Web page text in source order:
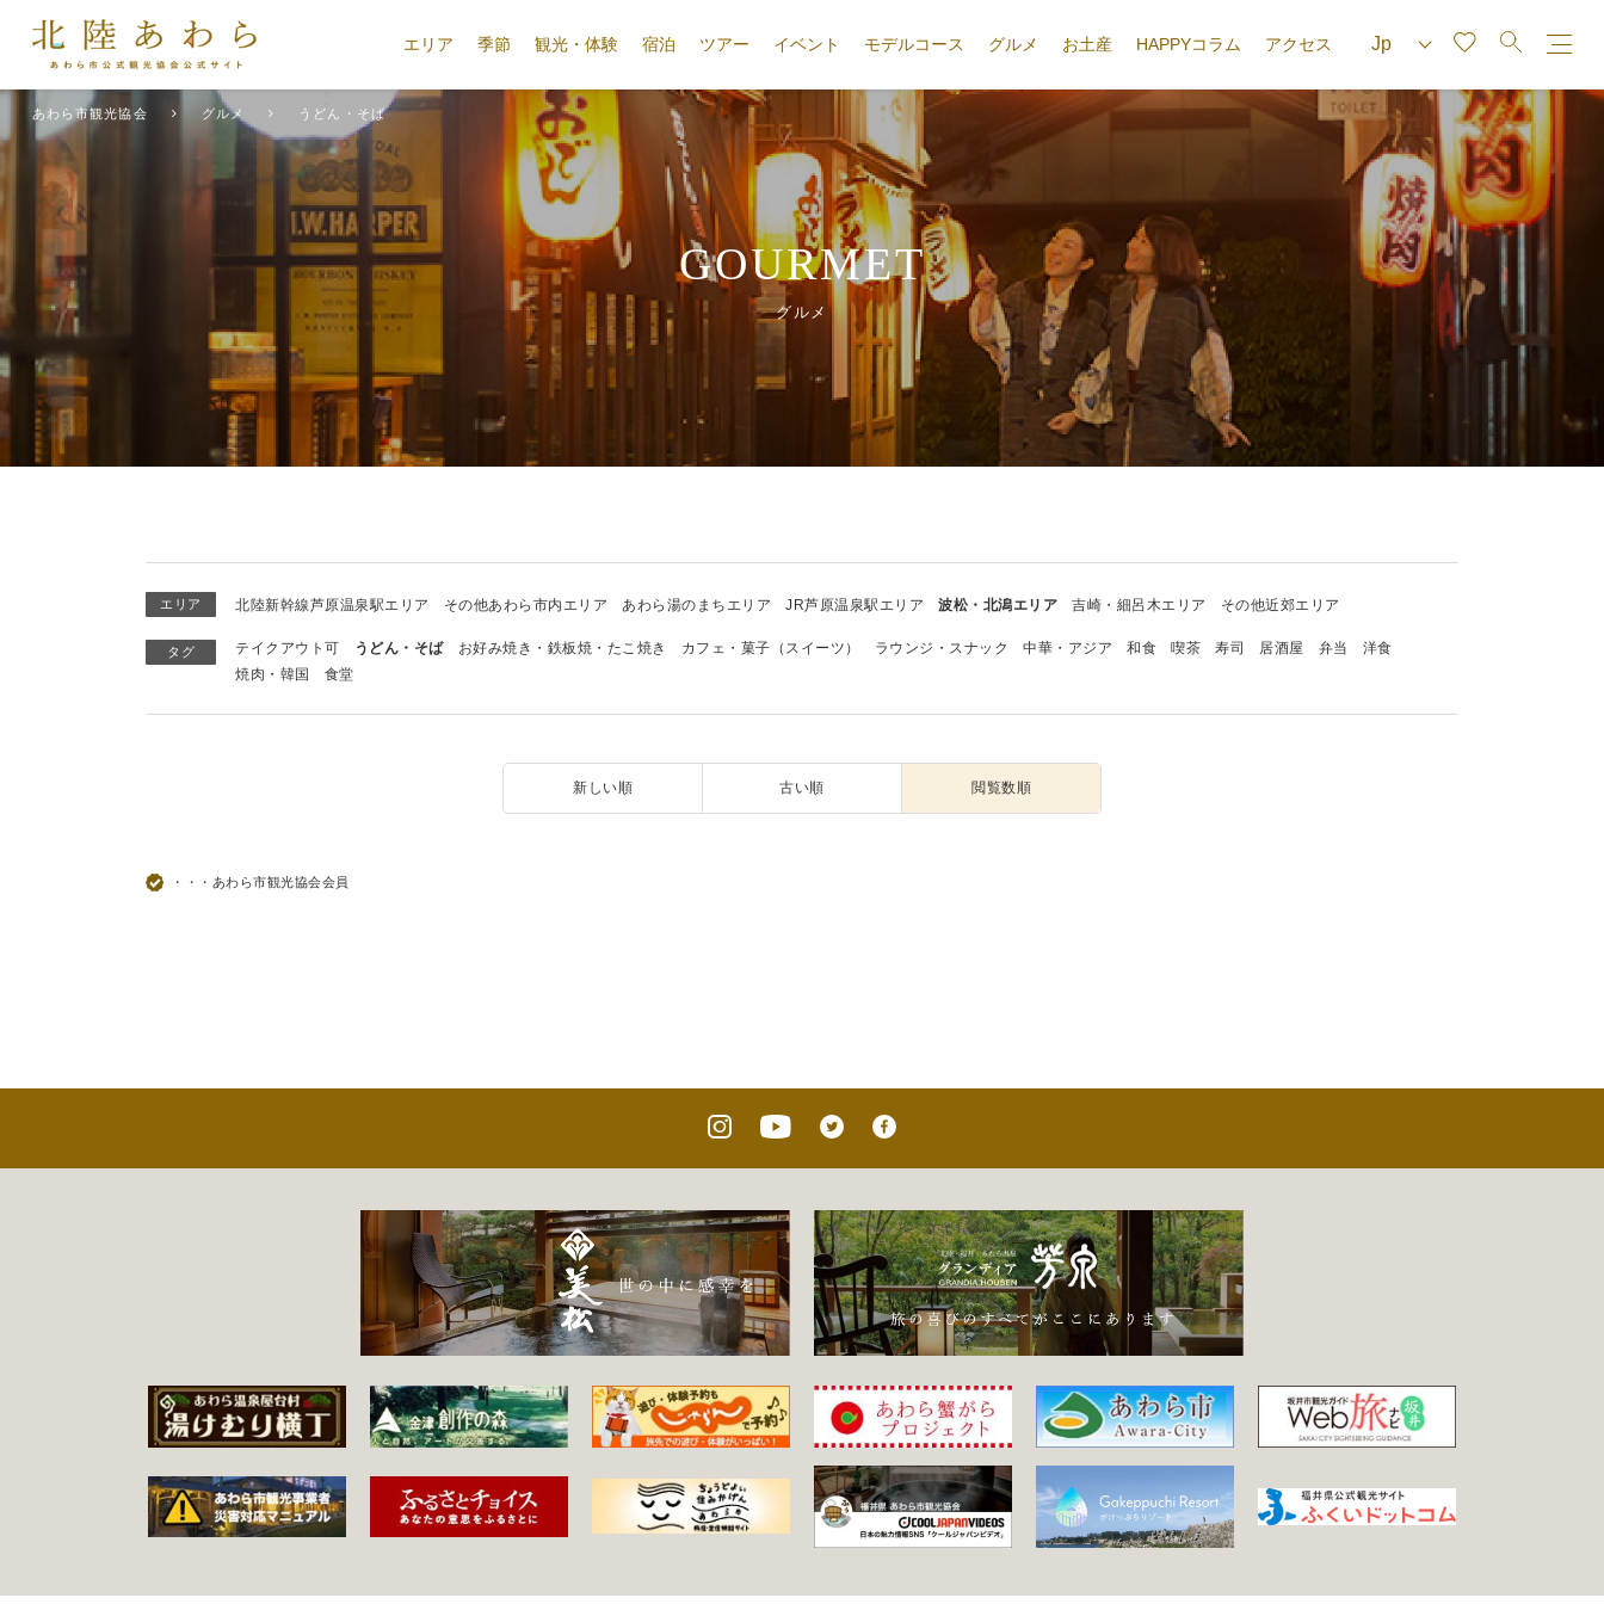
エリア 季節 観光・体験 宿泊 ツアー イベント モデルコース グルメ お土産 HAPPYコラム アクセス
あわら市観光協会 グルメ うどん・そば
GOURMET
グルメ
エリア 北陸新幹線芦原温泉駅エリア その他あわら市内エリア あわら湯のまちエリア JR芦原温泉駅エリア 波松・北潟エリア 吉崎・細呂木エリア その他近郊エリア
タグ テイクアウト可 うどん・そば お好み焼き・鉄板焼・たこ焼き カフェ・菓子（スイーツ） ラウンジ・スナック 中華・アジア 和食 喫茶 寿司 居酒屋 弁当
洋食
焼肉・韓国
食堂
新しい順 古い順 閲覧数順
・・・あわら市観光協会会員